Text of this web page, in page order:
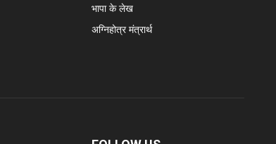
भापा के लेख
अग्निहोत्र मंत्रार्थ